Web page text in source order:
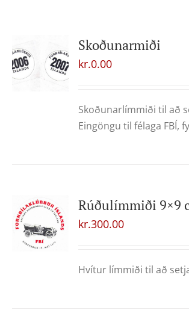
Skoðunarmiði
kr.0.00
Skoðunarlímmiði til að
Eingöngu til félaga FBÍ,
Rúðulímmiði 9×9
kr.300.00
Hvítur límmiði til að